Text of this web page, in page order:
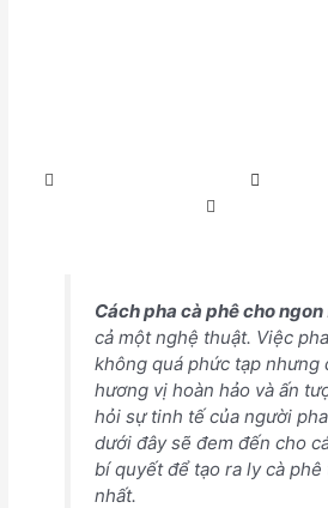
Cách pha cà phê cho ngon
cả một nghệ thuật. Việc
không quá phức tạp nhưng
hương vị hoàn hảo và ấn
hỏi sự tinh tế của người
dưới đây sẽ đem đến cho
bí quyết để tạo ra ly cà phê
nhất.